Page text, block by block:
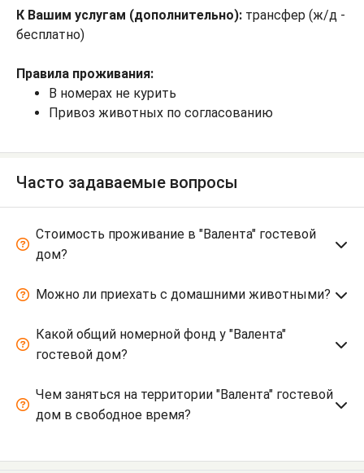
К Вашим услугам (дополнительно): трансфер (ж/д -
бесплатно)
Правила проживания:
В номерах не курить
Привоз животных по согласованию
Часто задаваемые вопросы
Стоимость проживание в "Валента" гостевой
дом?
Можно ли приехать с домашними животными?
Какой общий номерной фонд у "Валента"
гостевой дом?
Чем заняться на территории "Валента" гостевой
дом в свободное время?